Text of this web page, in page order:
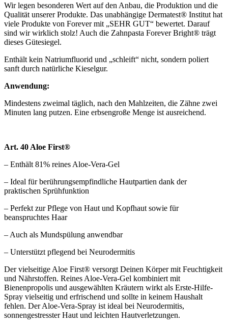
Wir legen besonderen Wert auf den Anbau, die Produktion und die
Qualität unserer Produkte. Das unabhängige Dermatest® Institut hat
viele Produkte von Forever mit „SEHR GUT“ bewertet. Darauf
sind wir wirklich stolz! Auch die Zahnpasta Forever Bright® trägt
dieses Gütesiegel.
Enthält kein Natriumfluorid und „schleift“ nicht, sondern poliert
sanft durch natürliche Kieselgur.
Anwendung:
Mindestens zweimal täglich, nach den Mahlzeiten, die Zähne zwei
Minuten lang putzen. Eine erbsengroße Menge ist ausreichend.
Art. 40 Aloe First®
– Enthält 81% reines Aloe-Vera-Gel
– Ideal für berührungsempfindliche Hautpartien dank der
praktischen Sprühfunktion
– Perfekt zur Pflege von Haut und Kopfhaut sowie für
beanspruchtes Haar
– Auch als Mundspülung anwendbar
– Unterstützt pflegend bei Neurodermitis
Der vielseitige Aloe First® versorgt Deinen Körper mit Feuchtigkeit
und Nährstoffen. Reines Aloe-Vera-Gel kombiniert mit
Bienenpropolis und ausgewählten Kräutern wirkt als Erste-Hilfe-
Spray vielseitig und erfrischend und sollte in keinem Haushalt
fehlen. Der Aloe-Vera-Spray ist ideal bei Neurodermitis,
sonnengestresster Haut und leichten Hautverletzungen.